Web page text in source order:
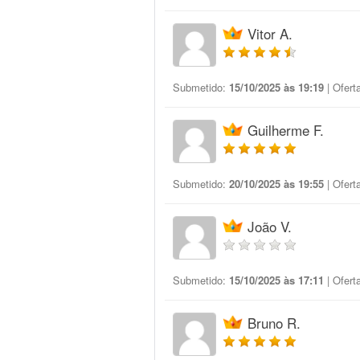
Vitor A.
Submetido: 15/10/2025 às 19:19 |
Guilherme F.
Submetido: 20/10/2025 às 19:55 |
João V.
Submetido: 15/10/2025 às 17:11 |
Bruno R.